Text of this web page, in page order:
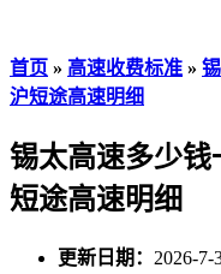
首页 » 高速收费标准 »
沪短途高速明细
锡太高速多少
短途高速明细
更新日期： 2026-7-